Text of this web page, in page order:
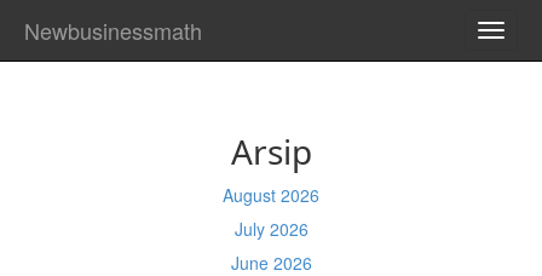
Newbusinessmath
Arsip
August 2026
July 2026
June 2026